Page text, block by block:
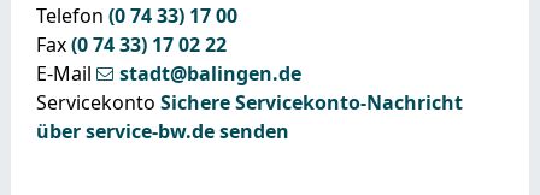
Telefon (07433) 1700
Fax(07433) 170222
E-Mail
stadt@balingen.de
Servicekonto Sichere Servicekonto-Nachricht
über service-bw.de senden